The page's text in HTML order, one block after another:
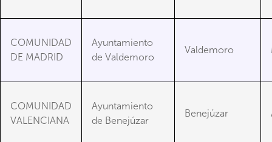
COMUNIDAD
DE MADRID
Ayuntamiento
de Valdemoro
Valdemoro
COMUNIDAD
VALENCIANA
Ayuntamiento
de Benejúzar
Benejúzar